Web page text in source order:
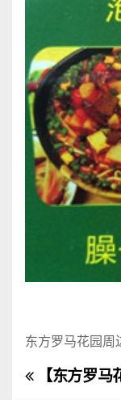
东方罗马花园周
文
【东方罗马